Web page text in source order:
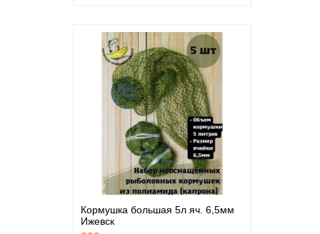
Кормушка большая 5л яч. 6,5мм
Ижевск